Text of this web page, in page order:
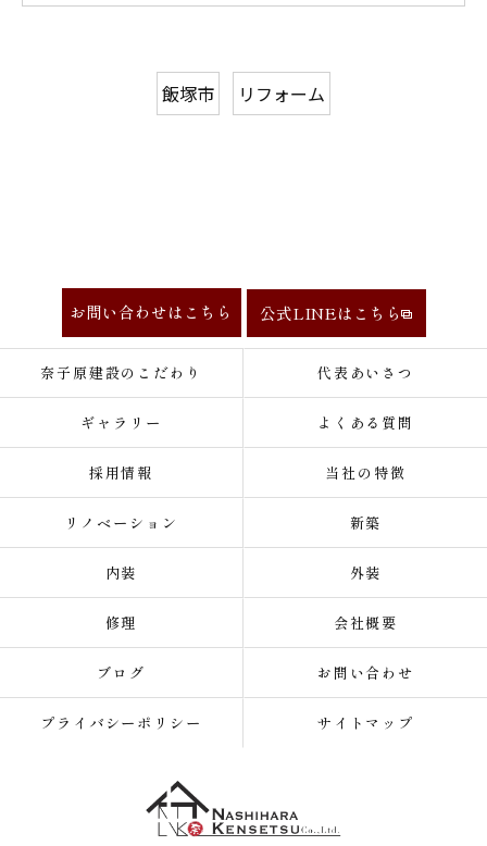
飯塚市 リフォーム
お問い合わせはこちら 公式LINEはこちら
奈子原建設のこだわり 代表あいさつ
ギャラリー よくある質問
採用情報 当社の特徴
リノベーション 新築
内装 外装
修理 会社概要
ブログ お問い合わせ
プライバシーポリシー サイトマップ